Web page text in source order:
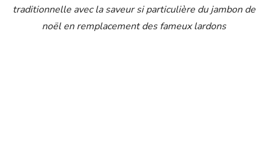
traditionnelle avec la saveur si particulière du jambon de
noël en remplacement des fameux lardons